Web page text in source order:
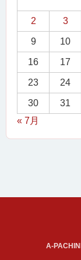
2 3
9 10
16 17
23 24
30
31
« 7月
A-